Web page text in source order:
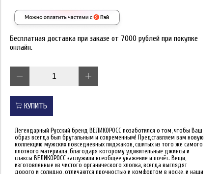
Бесплатная доставка при заказе от 7000 рублей при покупке
онлайн.
КУПИТЬ
Легендарный Русский бренд ВЕЛИКОРОСС позаботился о том, чтобы Ваш
образ всегда был брутальным и современным! Представляем вам новую
коллекцию мужских повседневных пиджаков, сшитых из того же самого
плотного материала, благодаря которому удивительные джинсы и
слаксы ВЕЛИКОРОСС заслужили всеобщее уважение и почёт. Вещи,
изготовленные из чистого органического хлопка, всегда выглядят
дорого и солидно, отличаются прочностью и комфортом в носке, и наши